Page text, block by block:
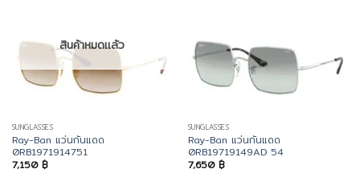
สินค้าหมดแล้ว
SUNGLASSES
Ray-Ban แว่นกันแดด
0RB1971914751
7,150 ฿
SUNGLASSES
Ray-Ban แว่นกันแดด
0RB19719149AD 54
7,650 ฿